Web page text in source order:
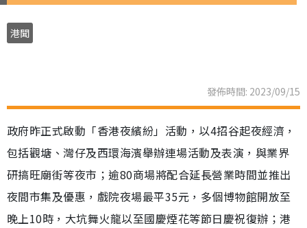
港聞
發佈時間: 2023/09/15
政府昨正式啟動「香港夜繽紛」活動，以4招谷起夜經濟，
包括觀塘、灣仔及西環海濱舉辦連場活動及表演，與業界
研搞旺廟街等夜市；逾80商場將配合延長營業時間並推出
夜間市集及優惠，戲院夜場最平35元，多個博物館開放至
晚上10時，大坑舞火龍以至國慶煙花等節日慶祝復辦；港